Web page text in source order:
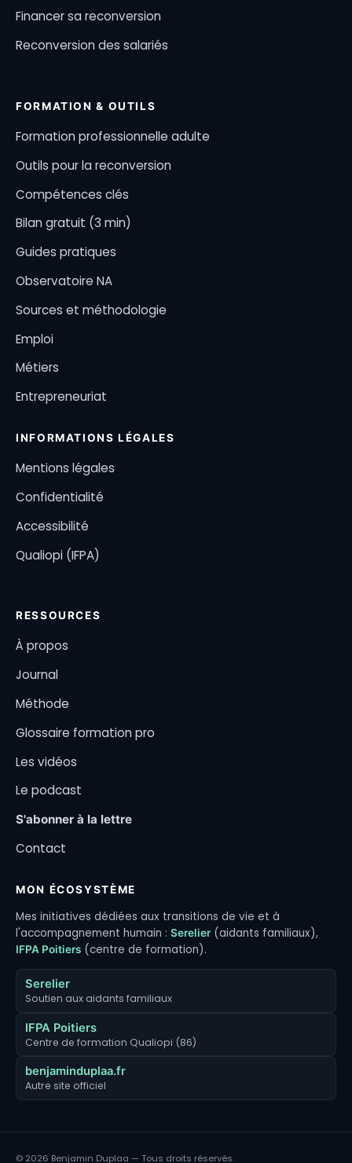
Financer sa reconversion
Reconversion des salariés
FORMATION & OUTILS
Formation professionnelle adulte
Outils pour la reconversion
Compétences clés
Bilan gratuit (3 min)
Guides pratiques
Observatoire NA
Sources et méthodologie
Emploi
Métiers
Entrepreneuriat
INFORMATIONS LÉGALES
Mentions légales
Confidentialité
Accessibilité
Qualiopi (IFPA)
RESSOURCES
À propos
Journal
Méthode
Glossaire formation pro
Les vidéos
Le podcast
S'abonner à la lettre
Contact
MON ÉCOSYSTÈME
Mes initiatives dédiées aux transitions de vie et à
l'accompagnement humain : Serelier (aidants familiaux),
IFPA Poitiers (centre de formation).
Serelier
Soutien aux aidants familiaux
IFPA Poitiers
Centre de formation Qualiopi (86)
benjaminduplaa.fr
Autre site officiel
© 2026 Benjamin Duplaa — Tous droits réservés.